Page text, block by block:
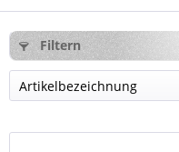
Filtern